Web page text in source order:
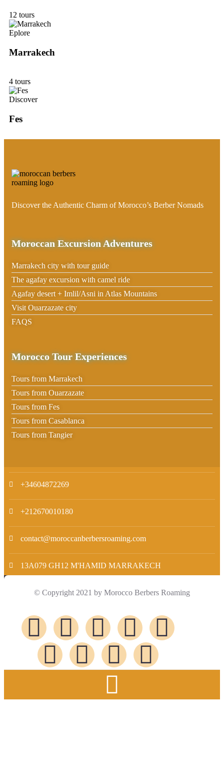
12 tours
Eplore
Marrakech
4 tours
Discover
Fes
Discover the Authentic Charm of Morocco’s Berber Nomads
Moroccan Excursion Adventures
Marrakech city with tour guide
The agafay excursion with camel ride
Agafay desert + Imlil/Asni in Atlas Mountains
Visit Ouarzazate city
FAQS
Morocco Tour Experiences
Tours from Marrakech
Tours from Ouarzazate
Tours from Fes
Tours from Casablanca
Tours from Tangier
+34604872269
+212670010180
contact@moroccanberbersroaming.com
13A079 GH12 M'HAMID MARRAKECH
© Copyright 2021 by Morocco Berbers Roaming